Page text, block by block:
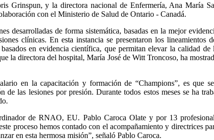
Grinspun, y la directora nacional de Enfermería, Ana María
con el Ministerio de Salud de Ontario - Canadá.
desarrolladas de forma sistemática, basadas en la mejor
clínicas. En esta instancia se presentaron los lineamientos
en evidencia científica, que permitan elevar la calidad de
la directora del hospital, María José de Witt Troncoso, ha
en la capacitación y formación de “Champions”, es que
las lesiones por presión. Durante todos estos meses se ha
de RNAO, EU. Pablo Caroca Olate y por 13
proceso hemos contado con el acompañamiento y directrices
en esta hermosa misión”, señaló Pablo Caroca.